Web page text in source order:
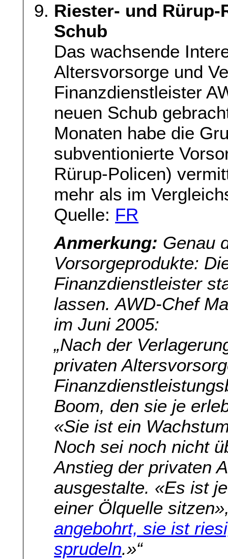
Riester- und Rürup-
Schub
Das wachsende
Altersvorsorge und
Finanzdienstleister
neuen Schub
Monaten habe die
subventionierte
Rürup-Policen)
mehr als im
Quelle: FR
Anmerkung: Genau
Vorsorgeprodukte:
Finanzdienstleister
lassen. AWD-Chef
im Juni 2005:
„Nach der
privaten
Boom, den sie je
«Sie ist ein
Noch sei noch nicht
Anstieg der privaten
ausgestalte. «Es ist
einer Ölquelle
angebohrt, sie ist
sprudeln.»“